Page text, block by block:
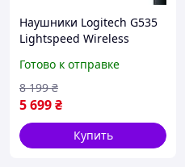
Наушники Logitech G535
Lightspeed Wireless
(981-000972)
Готово к отправке
5 699₴
8 199 ₴
Купить